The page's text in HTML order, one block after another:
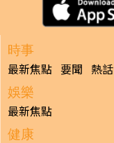
時事
最新焦點 要聞 熱話
娛樂
最新焦點
健康